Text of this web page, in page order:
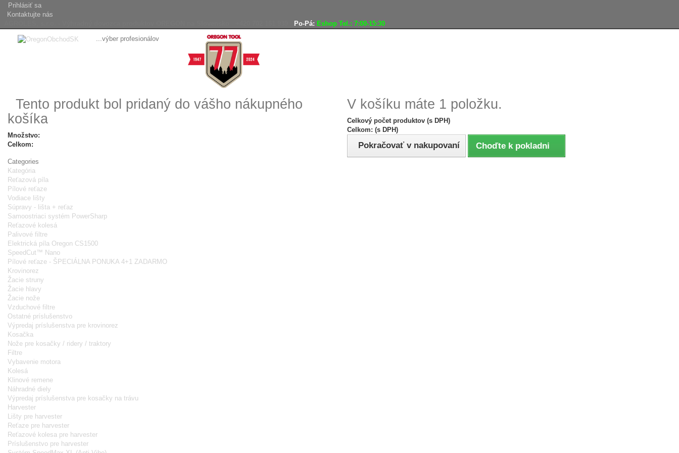
Prihlásiť sa
Kontaktujte nás
Po-Pá: Eshop Tel.: 7:00-15:30
...výber profesionálov
Tento produkt bol pridaný do vášho nákupného
košíka
Množstvo:
Celkom:
V košíku máte 1 položku.
Celkový počet produktov (s DPH)
Celkom: (s DPH)
Pokračovať v nakupovaní Choďte k pokladni
Categories
Kategória
Reťazová píla
Pílové reťaze
Vodiace lišty
Súpravy - lišta + reťaz
Samoostriaci systém PowerSharp
Reťazové kolesá
Palivové filtre
Elektrická píla Oregon CS1500
SpeedCut™ Nano
Pílové reťaze - ŠPECIÁLNA PONUKA 4+1 ZADARMO
Krovinorez
Žacie struny
Žacie hlavy
Žacie nože
Vzduchové filtre
Ostatné príslušenstvo
Výpredaj príslušenstva pre krovinorez
Kosačka
Nože pre kosačky / ridery / traktory
Filtre
Vybavenie motora
Kolesá
Klinové remene
Náhradné diely
Výpredaj príslušenstva pre kosačky na trávu
Harvester
Lišty pre harvester
Reťaze pre harvester
Reťazové kolesa pre harvester
Príslušenstvo pre harvester